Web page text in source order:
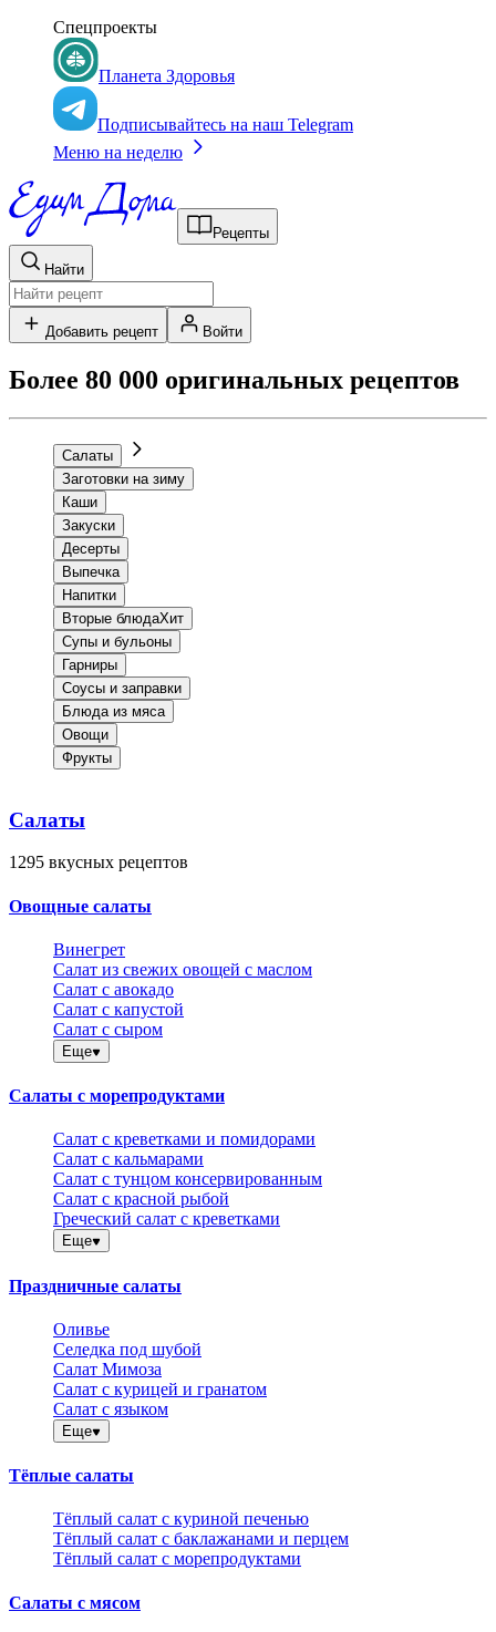
Спецпроекты
Планета Здоровья
Подписывайтесь на наш Telegram
Меню на неделю
Рецепты
Найти
Добавить рецепт Войти
Более 80 000 оригинальных рецептов
Салаты
Заготовки на зиму
Каши
Закуски
Десерты
Выпечка
Напитки
Вторые блюдаХит
Супы и бульоны
Гарниры
Соусы и заправки
Блюда из мяса
Овощи
Фрукты
Салаты
1295 вкусных рецептов
Овощные салаты
Винегрет
Салат из свежих овощей с маслом
Салат с авокадо
Салат с капустой
Салат с сыром
Еще
Салаты с морепродуктами
Салат с креветками и помидорами
Салат с кальмарами
Салат с тунцом консервированным
Салат с красной рыбой
Греческий салат с креветками
Еще
Праздничные салаты
Оливье
Селедка под шубой
Салат Мимоза
Салат с курицей и гранатом
Салат с языком
Еще
Тёплые салаты
Тёплый салат с куриной печенью
Тёплый салат с баклажанами и перцем
Тёплый салат с морепродуктами
Салаты с мясом